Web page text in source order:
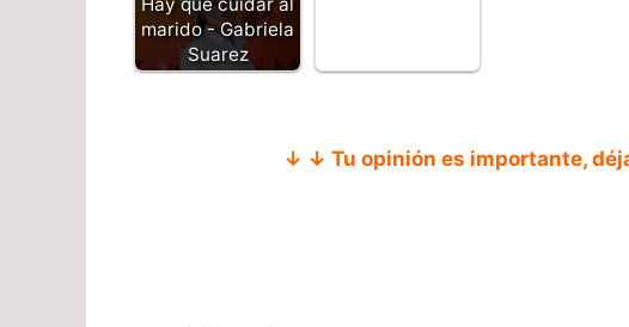
marido - Gabriela
Suarez
↓ ↓ Tu opinión es importante,